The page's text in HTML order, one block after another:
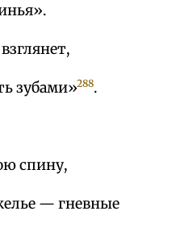
зубами»288.
спину,
— гневные